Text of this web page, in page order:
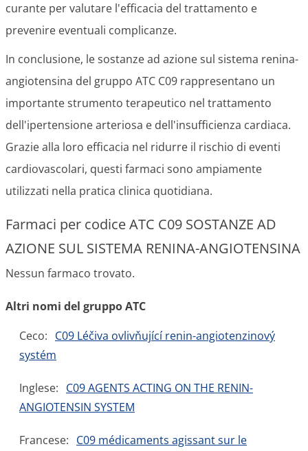
curante per valutare l'efficacia del trattamento e
prevenire eventuali complicanze.
In conclusione, le sostanze ad azione sul sistema renina-
angiotensina del gruppo ATC C09 rappresentano un
importante strumento terapeutico nel trattamento
dell'ipertensione arteriosa e dell'insufficienza cardiaca.
Grazie alla loro efficacia nel ridurre il rischio di eventi
cardiovascolari, questi farmaci sono ampiamente
utilizzati nella pratica clinica quotidiana.
Farmaci per codice ATC C09 SOSTANZE AD
AZIONE SUL SISTEMA RENINA-ANGIOTENSINA
Nessun farmaco trovato.
Altri nomi del gruppo ATC
Ceco: C09 Léčiva ovlivňující renin-angiotenzinový
systém
Inglese: C09 AGENTS ACTING ON THE RENIN-
ANGIOTENSIN SYSTEM
Francese: C09 médicaments agissant sur le